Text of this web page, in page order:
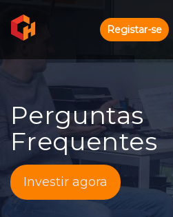
Registar-se
Perguntas
Frequentes
Investir agora